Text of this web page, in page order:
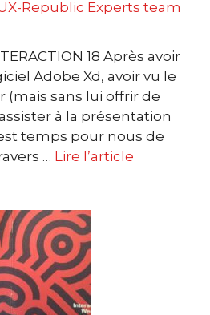
Republic Experts team
18 Après avoir
Adobe Xd, avoir vu le
(mais sans lui offrir de
à la présentation
temps pour nous de
… Lire l’article